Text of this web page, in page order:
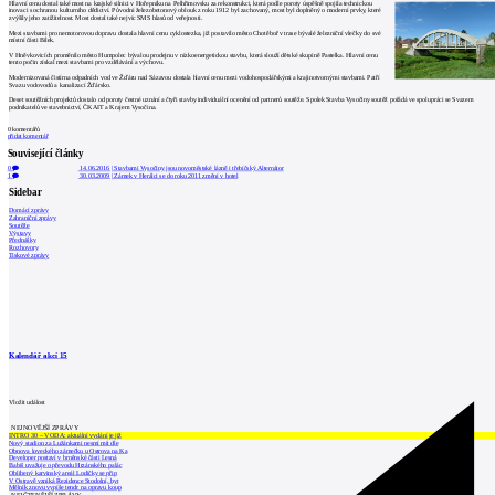
Hlavní cenu dostal také most na krajské silnici v Hořepníku na Pelhřimovsku za rekonstrukci, která podle poroty úspěšně spojila technickou
inovaci s ochranou kulturního dědictví. Původní železobetonový oblouk z roku 1912 byl zachovaný, most byl doplněný o moderní prvky, které
zvýšily jeho zatížitelnost. Most dostal také nejvíc SMS hlasů od veřejnosti.
Mezi stavbami pro nemotorovou dopravu dostala hlavní cenu cyklostezka, již postavilo město Chotěboř v trase bývalé železniční vlečky do své
místní části Bílek.
V Hněvkovicích proměnilo město Humpolec bývalou prodejnu v nízkoenergetickou stavbu, která slouží dětské skupině Pastelka. Hlavní cenu
tento počin získal mezi stavbami pro vzdělávání a výchovu.
Modernizovaná čistírna odpadních vod ve Žďáru nad Sázavou dostala hlavní cenu mezi vodohospodářskými a krajinotvornými stavbami. Patří
Svazu vodovodů a kanalizací Žďársko.
Deset soutěžních projektů dostalo od poroty čestné uznání a čtyři stavby individuální ocenění od partnerů soutěže. Spolek Stavba Vysočiny soutěž pořádá ve spolupráci se Svazem
podnikatelů ve stavebnictví, ČKAIT a Krajem Vysočina.
0komentářů
přidat komentář
Související články
0 14.06.2016 |Stavbami Vysočiny jsou novoměstské lázně i třebíčský Alternátor
1 30.03.2009 |Zámek v Herálci se do roku 2011 změní v hotel
Sidebar
Domácí zprávy
Zahraniční zprávy
Soutěže
Výstavy
Přednášky
Rozhovory
Tiskové zprávy
Kalendář akcí 15
Vložit událost
NEJNOVĚJŠÍ ZPRÁVY
INTRO 30 – VODA: aktuální vydání je již
Nový stadion za Lužánkami nesmí mít dle
Obnova loveckého zámečku u Ostrova na Ka
Developer postaví v brněnské části Lesná
Babiš uvažuje o převodu Hrzánského palác
Oblíbený karvinský areál Lodičky se přip
V Ostravě vzniká Rezidence Stodolní, byt
Mělník znovu vypíše tendr na opravu koup